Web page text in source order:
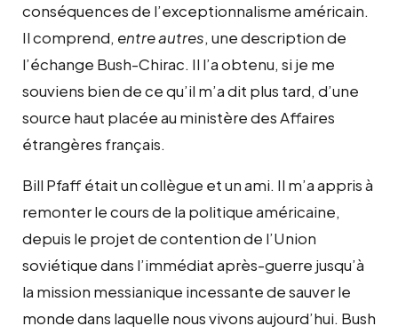
conséquences de l’exceptionnalisme américain.
Il comprend, entre autres, une description de
l’échange Bush-Chirac. Il l’a obtenu, si je me
souviens bien de ce qu’il m’a dit plus tard, d’une
source haut placée au ministère des Affaires
étrangères français.
Bill Pfaff était un collègue et un ami. Il m’a appris à
remonter le cours de la politique américaine,
depuis le projet de contention de l’Union
soviétique dans l’immédiat après-guerre jusqu’à
la mission messianique incessante de sauver le
monde dans laquelle nous vivons aujourd’hui. Bush